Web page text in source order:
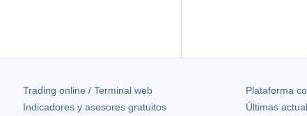
Trading online / Terminal web
Indicadores y asesores gratuitos
Plataforma
Últimas